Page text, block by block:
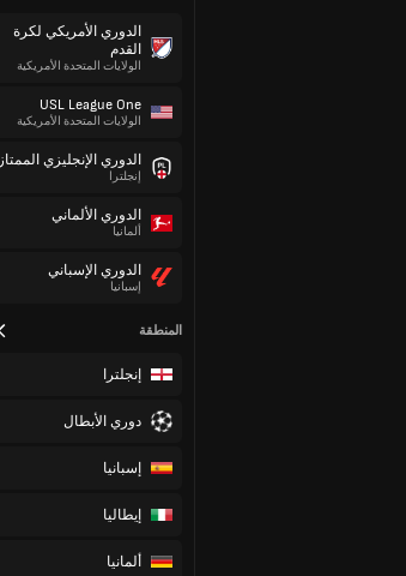
الدوري الأمريكي لكرة
القدم
الولايات المتحدة الأمريكية
USL League One
الولايات المتحدة الأمريكية
الدوري الإنجليزي الممتاز
إنجلترا
الدوري الألماني
ألمانيا
الدوري الإسباني
إسبانيا
المنطقة
إنجلترا
دوري الأبطال
إسبانيا
إيطاليا
ألمانيا